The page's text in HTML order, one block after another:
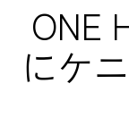
ONE
にケ